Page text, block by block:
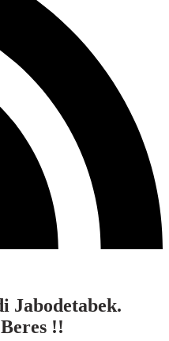
Jabodetabek.
!!